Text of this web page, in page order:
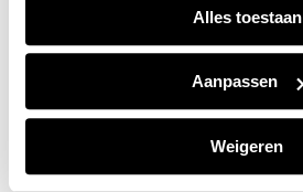
Alles toestaan
Aanpassen
Weigeren